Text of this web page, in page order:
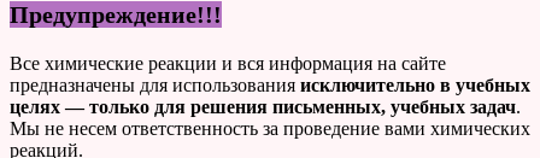
Предупреждение!!!
Все химические реакции и вся информация на сайте
предназначены для использования исключительно в учебных
целях — только для решения письменных, учебных задач.
Мы не несем ответственность за проведение вами химических
реакций.